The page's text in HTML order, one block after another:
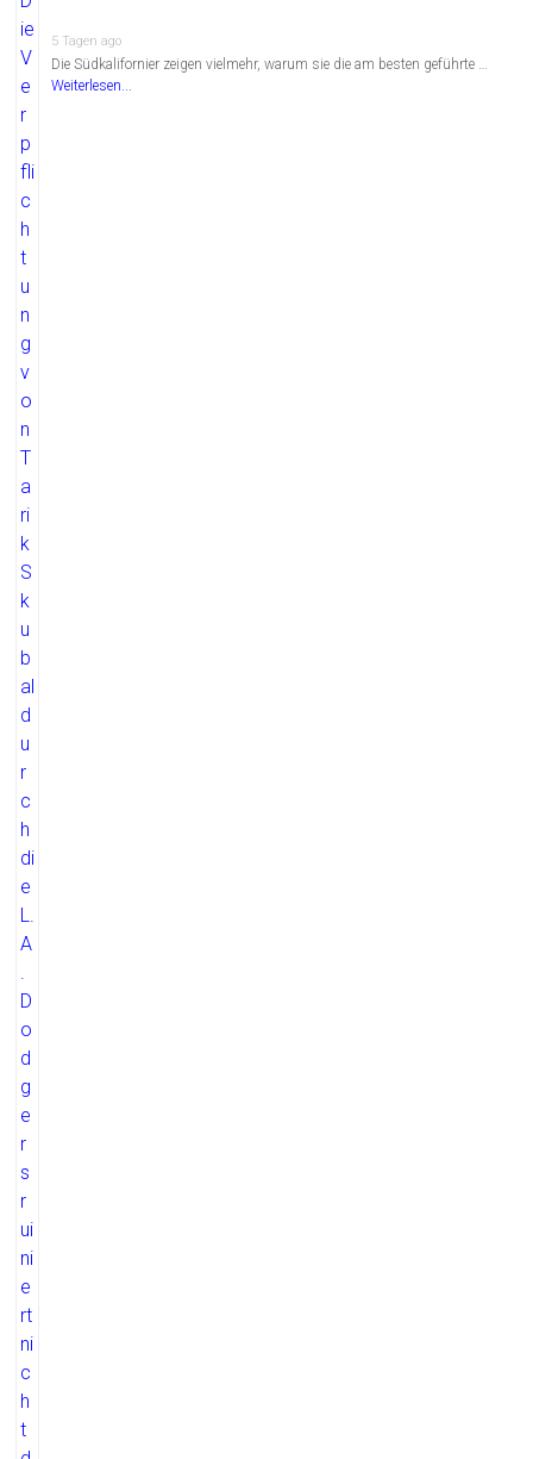
5 Tagen ago
Die Südkalifornier zeigen vielmehr, warum sie die am besten geführte …
Weiterlesen...